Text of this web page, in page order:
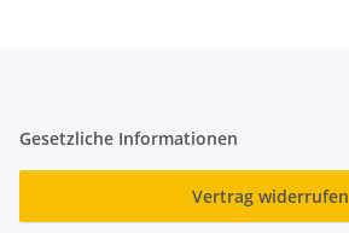
Gesetzliche Informationen
Vertrag widerrufen